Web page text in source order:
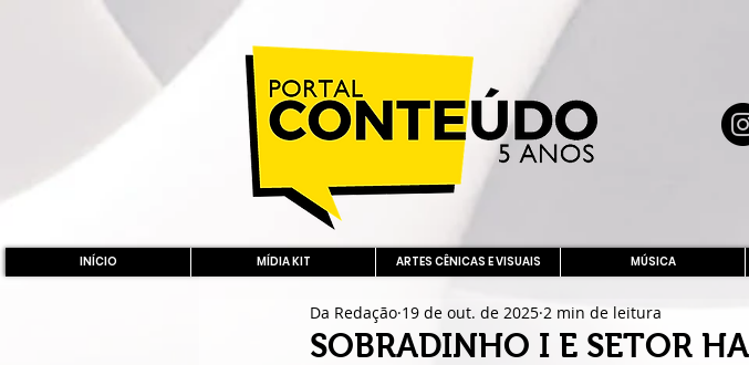
INÍCIO MÍDIA KIT ARTES CÊNICAS E VISUAIS MÚSICA
SOBRADINHO I E SETOR
Da Redação 19 de out. de 2025 2 min de leitura